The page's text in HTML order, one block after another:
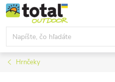
Prejsť
na
obsah
Hrnčeky